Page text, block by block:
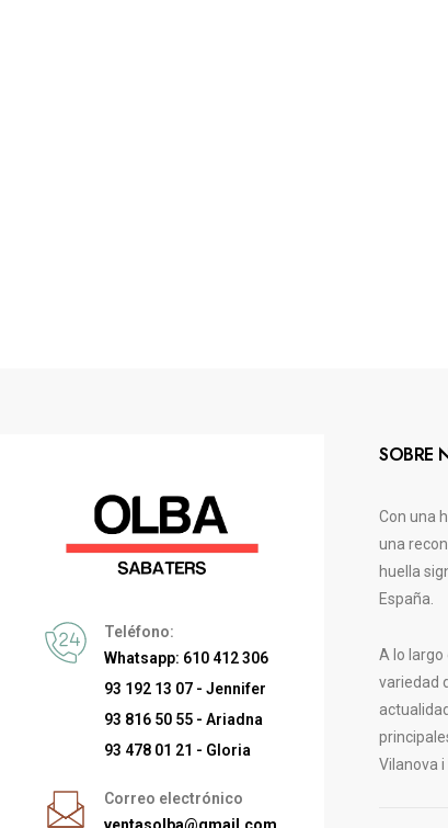
Teléfono:
Whatsapp: 610 412 306
93 192 13 07 - Jennifer
93 816 50 55 - Ariadna
93 478 01 21 - Gloria
Correo electrónico
SOBRE
Con una
una
huella
España.
A lo largo
variedad
Vilanova i